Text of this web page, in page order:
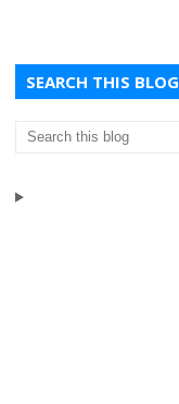
SEARCH THIS BLOG